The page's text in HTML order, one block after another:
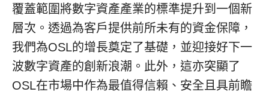
覆蓋範圍將數字資產產業的標準提升到一個新
層次。透過為客戶提供前所未有的資金保障，
我們為OSL的增長奠定了基礎，並迎接好下一
波數字資產的創新浪潮。此外，這亦突顯了
OSL在市場中作為最值得信賴、安全且具前瞻